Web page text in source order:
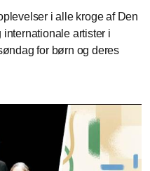
i alle kroge af Den
artister i
for børn og deres